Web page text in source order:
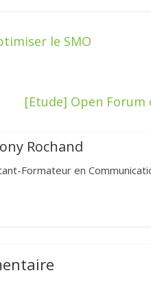
le SMO
[Etude] Open
Rochand
Formateur en